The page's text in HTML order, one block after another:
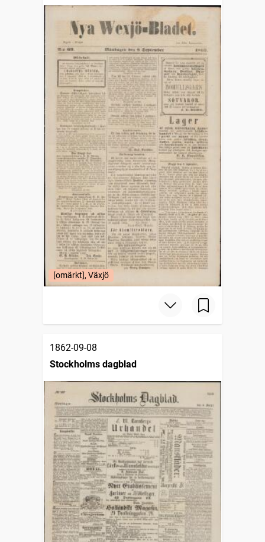
[omärkt], Växjö
1862-09-08
Stockholms dagblad